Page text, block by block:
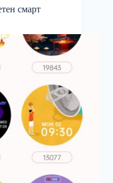
смарт